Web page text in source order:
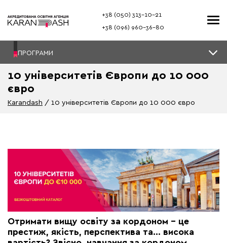
+38 (050) 313–10-21
+38 (096) 960–36-80
ПРОГРАМИ
10 університетів Європи до 10 000
євро
Karandash 10 університетів Європи до 10 000 євро
Отримати вищу освіту за кордоном - це
престиж, якість, перспектива та... висока